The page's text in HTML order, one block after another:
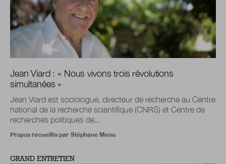
Jean Viard : « Nous vivons trois révolutions
simultanées »
Jean Viard est sociologue, directeur de recherche au Centre
national de la recherche scientifique (CNRS) et Centre de
recherches politiques de...
Propos recueillis par Stéphane Menu
GRAND ENTRETIEN